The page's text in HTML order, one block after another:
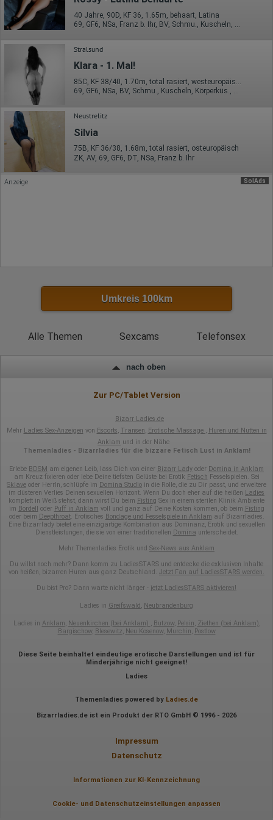
Welche Dateien wurden heruntergeladen?
Welche Videos angeschaut?
Wurden Werbebanner angeklickt?
Portals oder hat er sie komplett verlassen?
Wie lange blieb der Besucher?
Ort der Verarbeitung:
Europäische Union & USA
Hotjar
Wir nutzen Hotjar als Webanalysedient. Es wird verwendet, um
Daten über das Benutzerverhalten zu sammeln. Hotjar kann
auch im Rahmen von Umfragen und Feedbackfunktionen, die
auf unserer Website eingebunden sind, von Ihnen bereitgestellte
Informationen verarbeiten.
Herausgeber:
Hotjar Limited, Malta
Bildschirmauflösung
Eindeutige Gerätekennung
Sprachinformationen
Browser-Typ
Klicks
Antworten auf Umfragen
Rechtliche Grundlage der Verarbeitung
Art. 6 Abs. 1 S. 1 lit. a DSGVO
40 Jahre, 90D, KF 36, 1.65m, behaart, Latina
69, GF6, NSa, Franz b. Ihr, BV, Schmu., Kuscheln, Körperküs.
Stralsund
Klara - 1. Mal!
85C, KF 38/40, 1.70m, total rasiert, westeuropäisch
69, GF6, NSa, BV, Schmu., Kuscheln, Körperküs., AV b. Ihm
Neustrelitz
Silvia
75B, KF 36/38, 1.68m, total rasiert, osteuropäisch
ZK, AV, 69, GF6, DT, NSa, Franz b. Ihr
SolAds
Anzeige
Umkreis 100km
Alle Themen Sexcams Telefonsex
nach oben
Zur PC/Tablet Version
Bizarr Ladies.de
Mehr Ladies Sex-Anzeigen von Escorts Transen Erotische Massage
Huren und Nutten in
Anklam und in der Nähe
Themenladies - Bizarrladies für die bizzare Fetisch Lust in Anklam!
Erlebe BDSM am eigenen Leib, lass Dich von einer Bizarr Lady oder Domina in Anklam
am Kreuz fixieren oder lebe Deine tiefsten Gelüste bei Erotik Fetisch Fesselspielen. Sei
Sklave oder HerrIn, schlüpfe im Domina Studio in die Rolle, die zu Dir passt, und erweitere
im düsteren Verlies Deinen sexuellen Horizont. Wenn Du doch eher auf die heißen Ladies
komplett in Weiß stehst, dann wirst Du beim Fisting Sex in einem sterilen Klinik Ambiente
im Bordell oder Puff in Anklam voll und ganz auf Deine Kosten kommen, ob beim Fisting
oder beim Deepthroat. Erotisches Bondage und Fesselspiele in Anklam auf Bizarrladies.
Eine Bizarrlady bietet eine einzigartige Kombination aus Dominanz, Erotik und sexuellen
Dienstleistungen, die sie von einer traditionellen Domina unterscheidet.
Mehr Themenladies Erotik und Sex-News aus Anklam
Du willst noch mehr? Dann komm zu LadiesSTARS und entdecke die exklusiven Inhalte
von heißen, bizarren Huren aus ganz Deutschland. Jetzt Fan auf LadiesSTARS werden.
Du bist Pro? Dann warte nicht länger - jetzt LadiesSTARS aktivieren!
Ladies in Greifswald , Neubrandenburg
Ladies in Anklam, Neuenkirchen (bei Anklam) , Butzow, Pelsin, Ziethen (bei Anklam),
Bargischow, Blesewitz, Neu Kosenow, Murchin, Postlow
Diese Seite beinhaltet eindeutige erotische Darstellungen und ist für
Minderjährige nicht geeignet!
Ladies
Themenladies powered by Ladies.de
Bizarrladies.de ist ein Produkt der RTO GmbH © 1996 - 2026
Impressum
Datenschutz
Informationen zur KI-Kennzeichnung
Cookie- und Datenschutzeinstellungen anpassen